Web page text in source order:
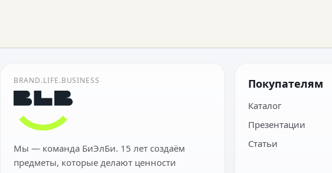
BRAND.LIFE.BUSINESS
Мы — команда БиЭлБи. 15 лет создаём
предметы, которые делают ценности
Покупателям
Каталог
Презентации
Статьи